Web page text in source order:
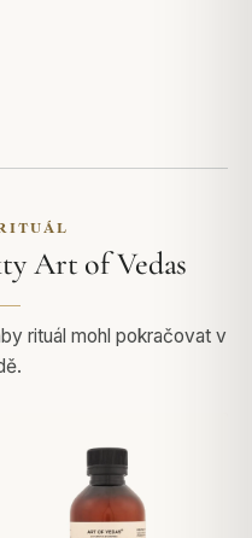
Art of Vedas
rituál mohl pokračovat v